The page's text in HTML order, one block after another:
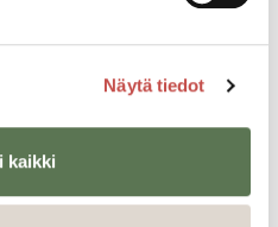
Näytä tiedot
kaikki
uutiskirje